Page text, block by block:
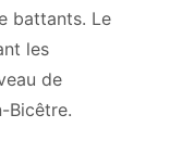
battants. Le
les
de
Bicêtre.